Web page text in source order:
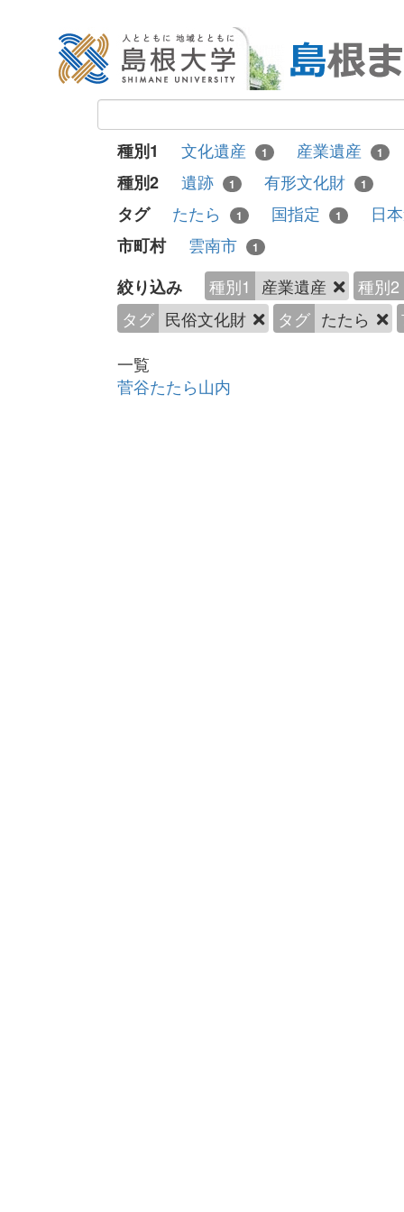
種別1 文化遺産 1 産業遺産 1
種別2 遺跡 1 有形文化財 1
タグ たたら 1 国指定 1
日
市町村
雲南市 1
絞り込み 種別1 産業遺産
種別2
タグ 民俗文化財 タグ たたら
一覧
菅谷たたら山内